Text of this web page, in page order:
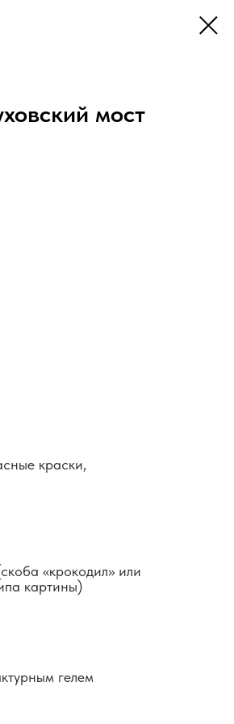
мост
краски,
«крокодил» или
картины)
гелем